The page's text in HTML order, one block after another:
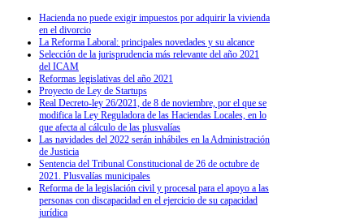
Hacienda no puede exigir impuestos por adquirir la vivienda
en el divorcio
La Reforma Laboral: principales novedades y su alcance
Selección de la jurisprudencia más relevante del año 2021
del ICAM
Reformas legislativas del año 2021
Proyecto de Ley de Startups
Real Decreto-ley 26/2021, de 8 de noviembre, por el que se
modifica la Ley Reguladora de las Haciendas Locales, en lo
que afecta al cálculo de las plusvalías
Las navidades del 2022 serán inhábiles en la Administración
de Justicia
Sentencia del Tribunal Constitucional de 26 de octubre de
2021. Plusvalías municipales
Reforma de la legislación civil y procesal para el apoyo a las
personas con discapacidad en el ejercicio de su capacidad
jurídica